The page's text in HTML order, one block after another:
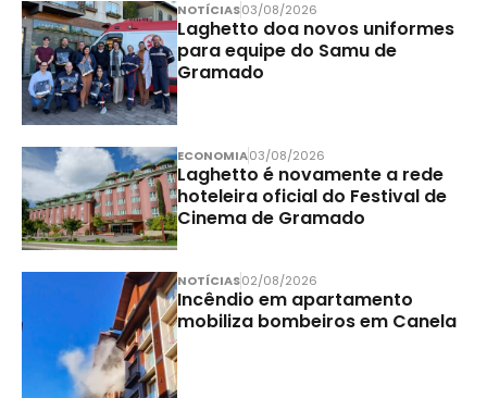
NOTÍCIAS03/08/2026
Laghetto doa novos uniformes
para equipe do Samu de
Gramado
ECONOMIA03/08/2026
Laghetto é novamente a rede
hoteleira oficial do Festival de
Cinema de Gramado
NOTÍCIAS02/08/2026
Incêndio em apartamento
mobiliza bombeiros em Canela